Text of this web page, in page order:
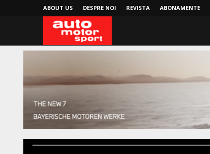
ABOUT US DESPRE NOI REVISTA ABONAMENTE